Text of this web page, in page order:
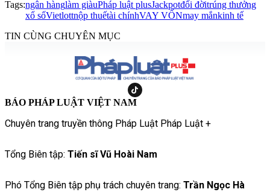
Tags:ngân hànglàm giàuPháp luật plusJackpotđổi đờitrúng thưởng
xổ sốVietlottnộp thuếtài chínhVAY VỐNmay mắnkinh tế
TIN CÙNG CHUYÊN MỤC
BÁO PHÁP LUẬT VIỆT NAM
Chuyên trang truyền thông Pháp Luật Pháp Luật +
Tổng Biên tập: Tiến sĩ Vũ Hoài Nam
Phó Tổng Biên tập phụ trách chuyên trang: Trần Ngọc Hà